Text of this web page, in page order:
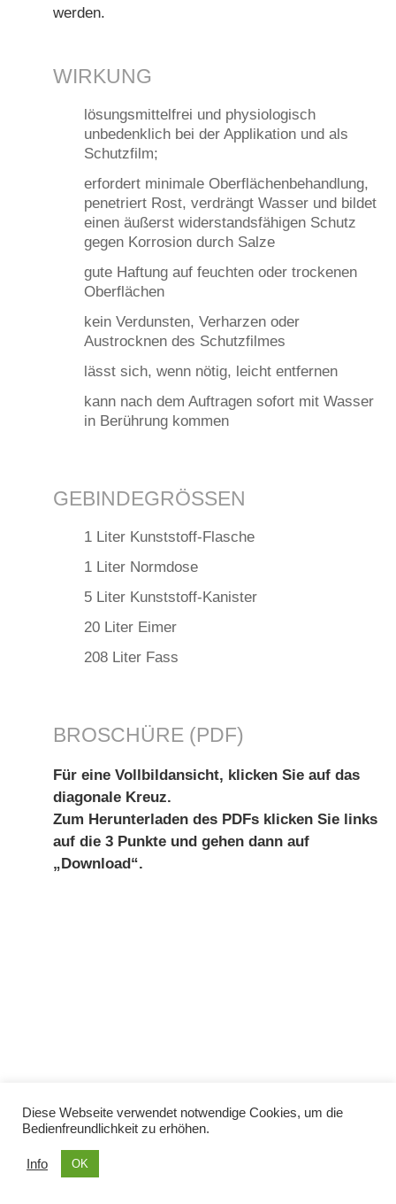
werden.
WIRKUNG
lösungsmittelfrei und physiologisch
unbedenklich bei der Applikation und als
Schutzfilm;
erfordert minimale Oberflächenbehandlung,
penetriert Rost, verdrängt Wasser und bildet
einen äußerst widerstandsfähigen Schutz
gegen Korrosion durch Salze
gute Haftung auf feuchten oder trockenen
Oberflächen
kein Verdunsten, Verharzen oder
Austrocknen des Schutzfilmes
lässt sich, wenn nötig, leicht entfernen
kann nach dem Auftragen sofort mit Wasser
in Berührung kommen
GEBINDEGRÖSSEN
1 Liter Kunststoff-Flasche
1 Liter Normdose
5 Liter Kunststoff-Kanister
20 Liter Eimer
208 Liter Fass
BROSCHÜRE (PDF)
Für eine Vollbildansicht, klicken Sie auf das
diagonale Kreuz.
Zum Herunterladen des PDFs klicken Sie links
auf die 3 Punkte und gehen dann auf
„Download“.
Diese Webseite verwendet notwendige Cookies, um die
Bedienfreundlichkeit zu erhöhen.
Info OK